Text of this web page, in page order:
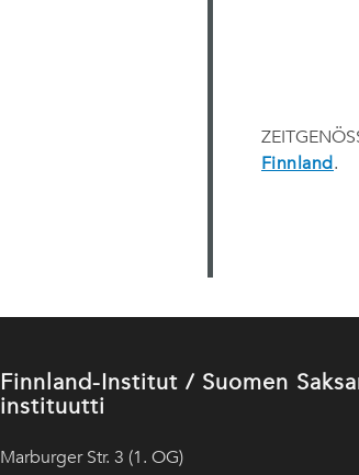
Finnland.
Finnland-Institut / Suomen
instituutti
Marburger Str. 3 (1. OG)